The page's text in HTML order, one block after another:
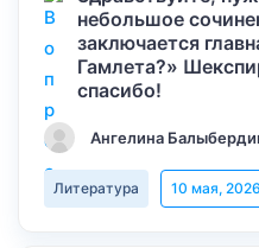
небольшое
заключается
Гамлета?»
спасибо!
Ангелина
Литература 10 мая, 2026